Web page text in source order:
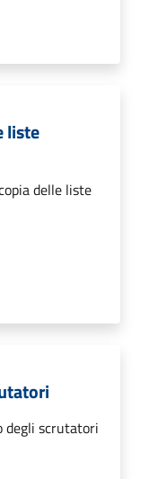
liste
delle liste
degli scrutatori